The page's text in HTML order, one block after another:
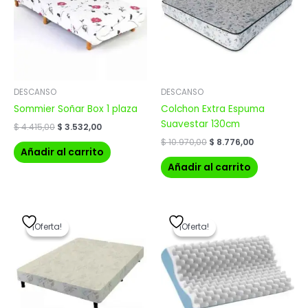
DESCANSO
Sommier Soñar Box 1 plaza
$4.415,00 $ 3.532,00
Añadir al carrito
DESCANSO
Colchon Extra Espuma
Suavestar 130cm
$10.970,00 $ 8.776,00
Añadir al carrito
¡Oferta!
¡Oferta!precio
original
era:
es:
$ 5.568,00.
¡Oferta!
¡Oferta!precio
original
era:
$ 1.241,00.
actual
es:
$ 992,80.